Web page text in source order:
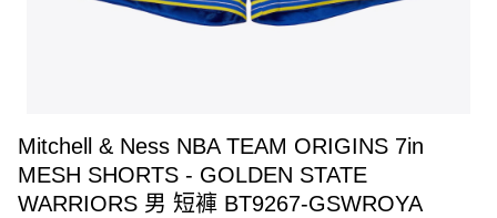
Mitchell & Ness NBA TEAM ORIGINS 7in
MESH SHORTS - GOLDEN STATE
WARRIORS 男 短褲 BT9267-GSWROYA